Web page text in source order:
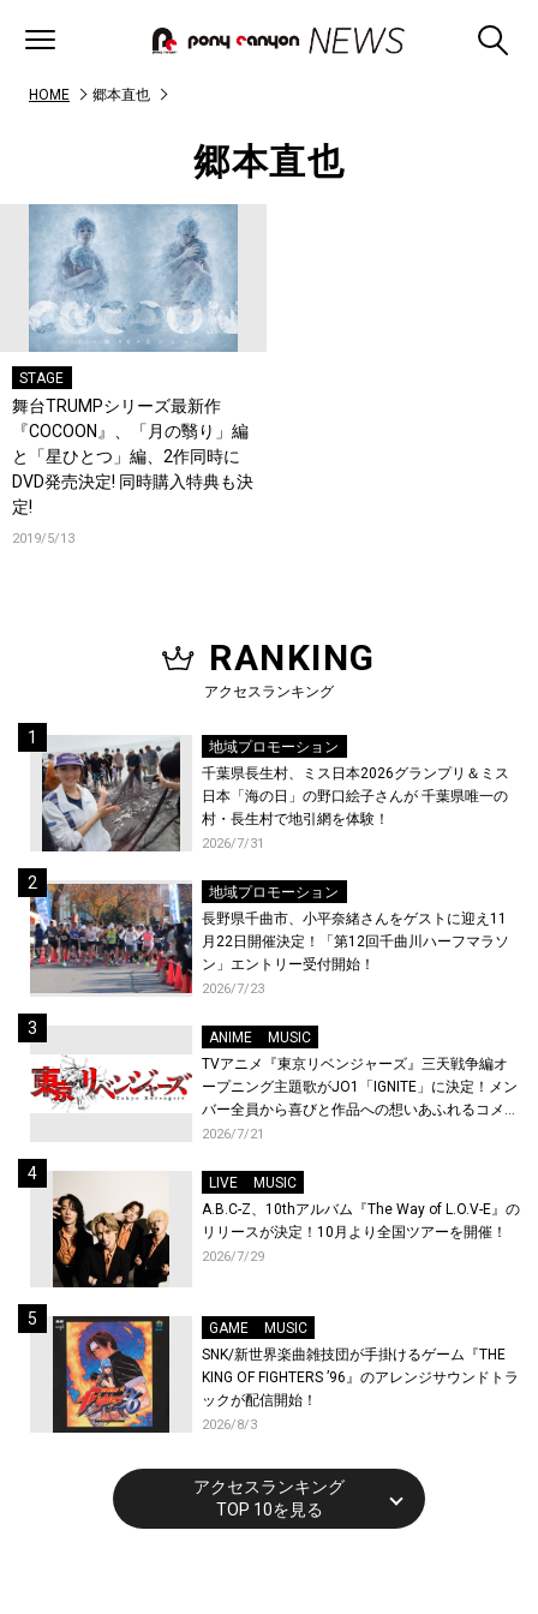
HOME 郷本直也
郷本直也
STAGE
舞台TRUMPシリーズ最新作
『COCOON』、「月の翳り」編
と「星ひとつ」編、2作同時に
DVD発売決定! 同時購入特典も決
定!
2019/5/13
RANKING
アクセスランキング
地域プロモーション
千葉県長生村、ミス日本2026グランプリ＆ミス
日本「海の日」の野口絵子さんが 千葉県唯一の
村・長生村で地引網を体験！
2026/7/31
地域プロモーション
長野県千曲市、小平奈緒さんをゲストに迎え11
月22日開催決定！「第12回千曲川ハーフマラソ
ン」エントリー受付開始！
2026/7/23
ANIME
MUSIC
TVアニメ『東京リベンジャーズ』三天戦争編オ
ープニング主題歌がJO1「IGNITE」に決定！メン
バー全員から喜びと作品への想いあふれるコメン
トが到着！9月に東京・大阪で先行上映会を開
2026/7/21
LIVE
MUSIC
A.B.C-Z、10thアルバム『The Way of L.O.V-E』の
リリースが決定！10月より全国ツアーを開催！
2026/7/29
GAME
MUSIC
SNK/新世界楽曲雑技団が手掛けるゲーム『THE
KING OF FIGHTERS ’96』のアレンジサウンドトラ
ックが配信開始！
2026/8/3
アクセスランキング
TOP 10を見る